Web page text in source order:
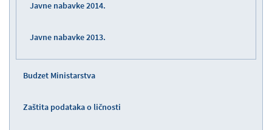
Javne nabavke 2014.
Javne nabavke 2013.
Budzet Ministarstva
Zaštita podataka o ličnosti